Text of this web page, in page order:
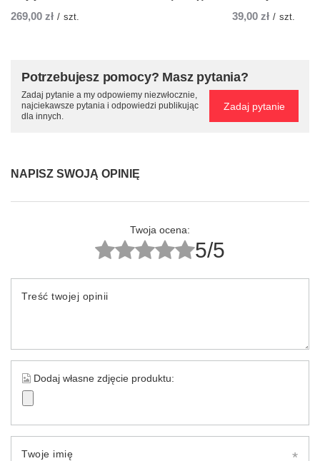
269,00 zł / szt. 39,00 zł / szt.
Potrzebujesz pomocy? Masz pytania?
Zadaj pytanie a my odpowiemy niezwłocznie,
najciekawsze pytania i odpowiedzi publikując
dla innych.
Zadaj pytanie
NAPISZ SWOJĄ OPINIĘ
Twoja ocena:
5/5
Treść twojej opinii
Dodaj własne zdjęcie produktu:
Twoje imię